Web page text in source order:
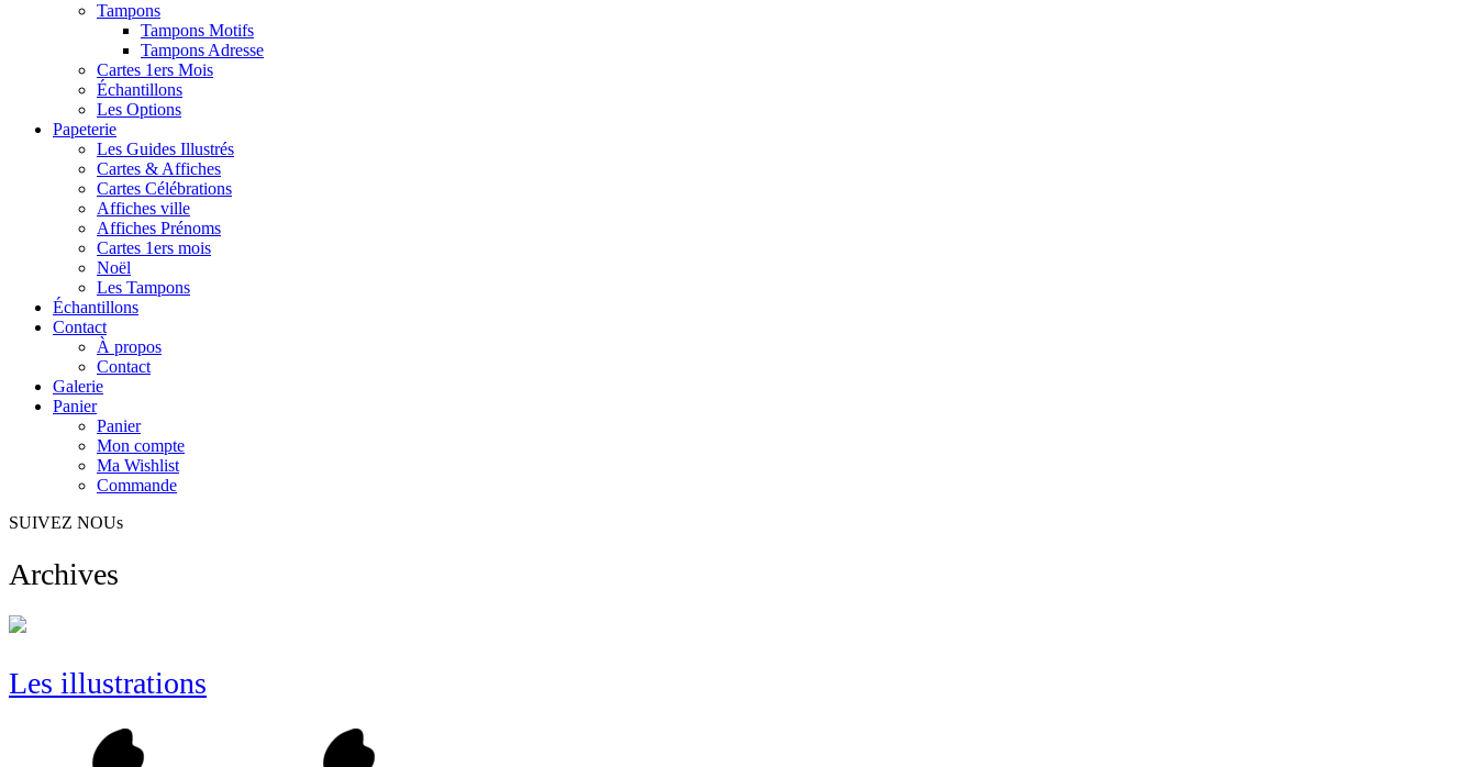
Tampons
Tampons Motifs
Tampons Adresse
Cartes 1ers Mois
Échantillons
Les Options
Papeterie
Les Guides Illustrés
Cartes & Affiches
Cartes Célébrations
Affiches ville
Affiches Prénoms
Cartes 1ers mois
Noël
Les Tampons
Échantillons
Contact
À propos
Contact
Galerie
Panier
Panier
Mon compte
Ma Wishlist
Commande
SUIVEZ NOUs
Archives
Les illustrations